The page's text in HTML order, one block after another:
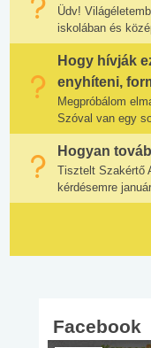
Üdv!
iskolában és
Hogy hívják
enyhíteni,
Megpróbálom
Szóval van egy
Hogyan
Tisztelt Szakértő
kérdésemre
Facebook